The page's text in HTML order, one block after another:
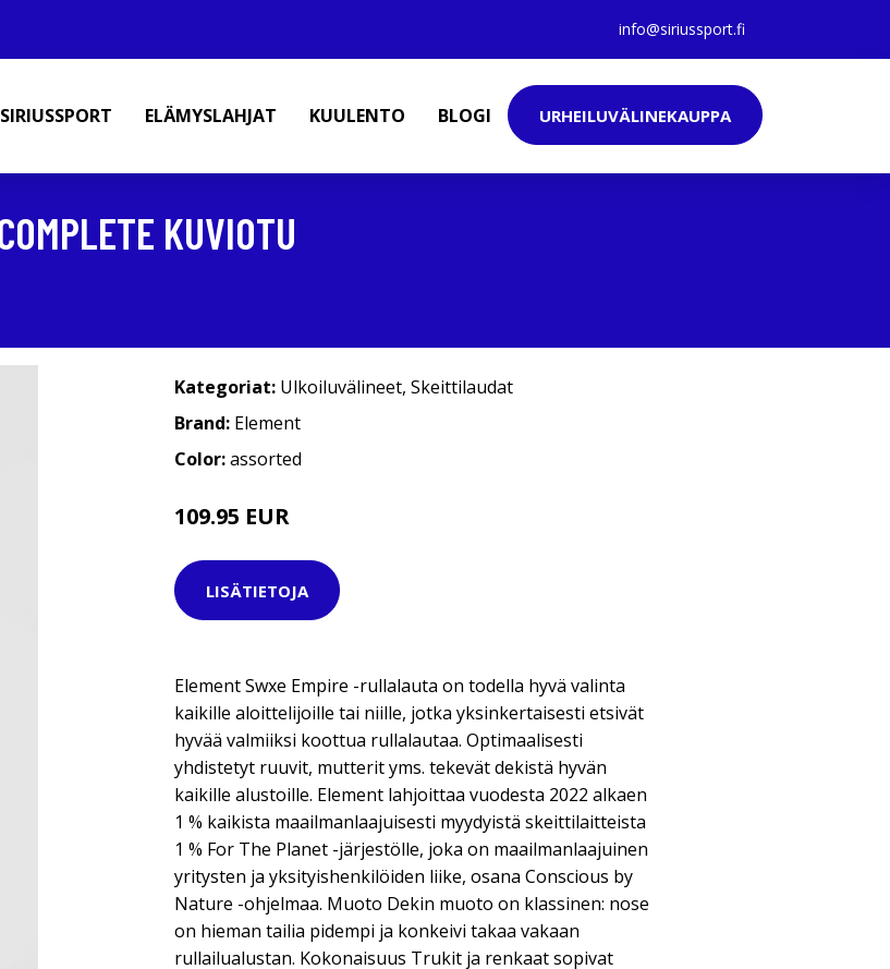
info@siriussport.fi
SIRIUSSPORT ELÄMYSLAHJAT KUULENTO BLOGI URHEILUVÄLINEKAUPPA
KUVIOTU
Kategoriat: Ulkoiluvälineet, Skeittilaudat
Brand: Element
Color:assorted
109.95 EUR
LISÄTIETOJA
Element Swxe Empire -rullalauta on todella hyvä valinta
kaikille aloittelijoille tai niille, jotka yksinkertaisesti etsivät
hyvää valmiiksi koottua rullalautaa. Optimaalisesti
yhdistetyt ruuvit, mutterit yms. tekevät dekistä hyvän
kaikille alustoille. Element lahjoittaa vuodesta 2022 alkaen
1 % kaikista maailmanlaajuisesti myydyistä skeittilaitteista
1 % For The Planet -järjestölle, joka on maailmanlaajuinen
yritysten ja yksityishenkilöiden liike, osana Conscious by
Nature -ohjelmaa. Muoto Dekin muoto on klassinen: nose
on hieman tailia pidempi ja konkeivi takaa vakaan
rullailualustan. Kokonaisuus Trukit ja renkaat sopivat